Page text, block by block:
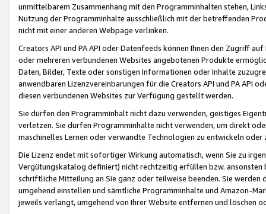
unmittelbarem Zusammenhang mit den Programminhalten stehen,
Nutzung der Programminhalte ausschließlich mit der betreffenden
nicht mit einer anderen Webpage verlinken.
Creators API und PA API oder Datenfeeds können Ihnen den Zugriff
oder mehreren verbundenen Websites angebotenen Produkte
Daten, Bilder, Texte oder sonstigen Informationen oder Inhalte
anwendbaren Lizenzvereinbarungen für die Creators API und PA API
diesen verbundenen Websites zur Verfügung gestellt werden.
Sie dürfen den Programminhalt nicht dazu verwenden, geistiges
verletzen. Sie dürfen Programminhalte nicht verwenden, um direkt
maschinelles Lernen oder verwandte Technologien zu entwickeln
Die Lizenz endet mit sofortiger Wirkung automatisch, wenn Sie zu
Vergütungskatalog definiert) nicht rechtzeitig erfüllen bzw. ansonsten
schriftliche Mitteilung an Sie ganz oder teilweise beenden. Sie werden
umgehend einstellen und sämtliche Programminhalte und Amazon-
jeweils verlangt, umgehend von Ihrer Website entfernen und löschen